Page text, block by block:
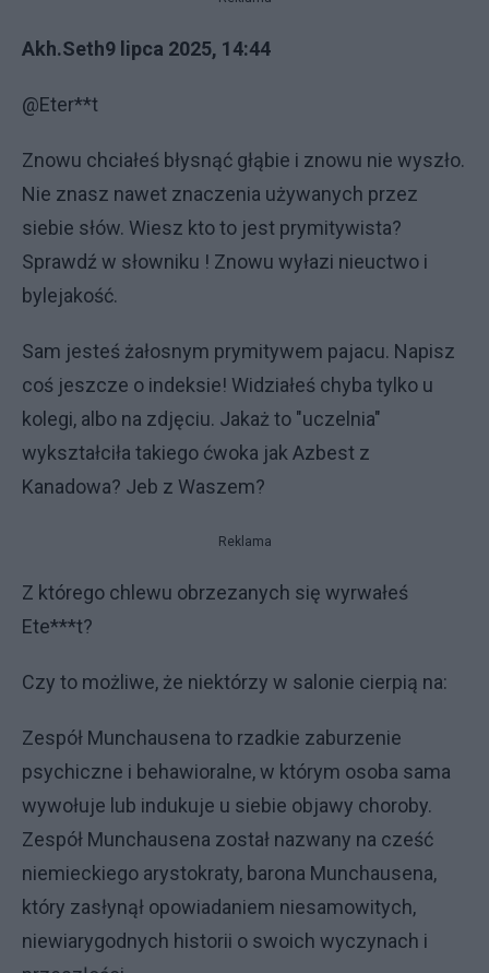
Akh.Seth9 lipca 2025, 14:44
@Eter**t
Znowu chciałeś błysnąć głąbie i znowu nie wyszło.
Nie znasz nawet znaczenia używanych przez
siebie słów. Wiesz kto to jest prymitywista?
Sprawdź w słowniku ! Znowu wyłazi nieuctwo i
bylejakość.
Sam jesteś żałosnym prymitywem pajacu. Napisz
coś jeszcze o indeksie! Widziałeś chyba tylko u
kolegi, albo na zdjęciu. Jakaż to "uczelnia"
wykształciła takiego ćwoka jak Azbest z
Kanadowa? Jeb z Waszem?
Reklama
Z którego chlewu obrzezanych się wyrwałeś
Ete***t?
Czy to możliwe, że niektórzy w salonie cierpią na:
Zespół Munchausena to rzadkie zaburzenie
psychiczne i behawioralne, w którym osoba sama
wywołuje lub indukuje u siebie objawy choroby.
Zespół Munchausena został nazwany na cześć
niemieckiego arystokraty, barona Munchausena,
który zasłynął opowiadaniem niesamowitych,
niewiarygodnych historii o swoich wyczynach i